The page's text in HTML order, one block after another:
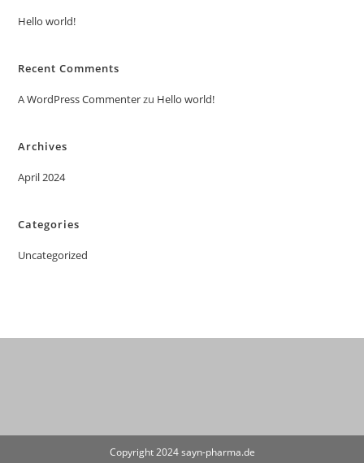
Hello world!
Recent Comments
A WordPress Commenterzu Hello world!
Archives
April 2024
Categories
Uncategorized
Copyright 2024 sayn-pharma.de